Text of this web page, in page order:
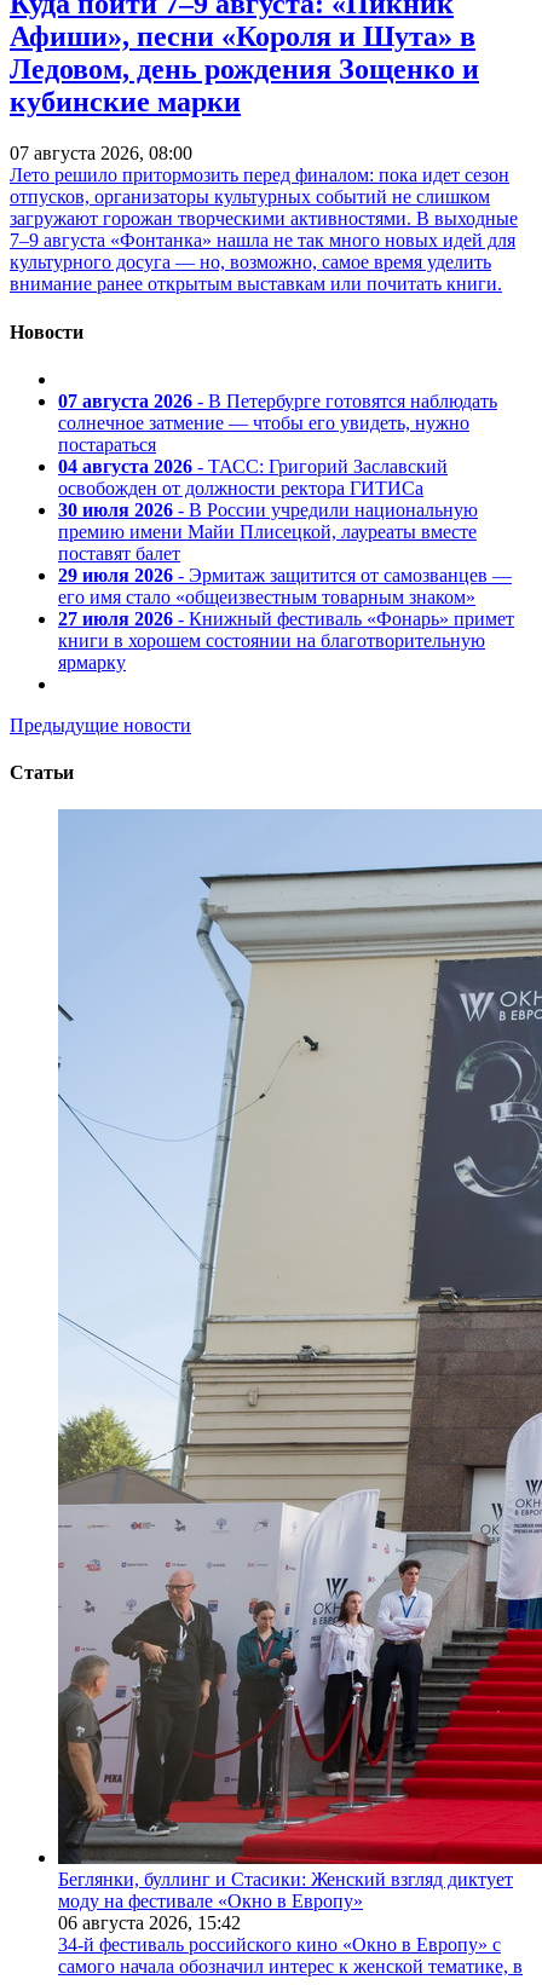
Афиши», песни «Короля и Шута» в
Ледовом, день рождения Зощенко и
кубинские марки
07 августа 2026, 08:00
Лето решило притормозить перед финалом: пока идет сезон
отпусков, организаторы культурных событий не слишком
загружают горожан творческими активностями. В выходные
7–9 августа «Фонтанка» нашла не так много новых идей для
культурного досуга — но, возможно, самое время уделить
внимание ранее открытым выставкам или почитать книги.
Новости
07 августа 2026 - В Петербурге готовятся наблюдать
солнечное затмение — чтобы его увидеть, нужно
постараться
04 августа 2026 - ТАСС: Григорий Заславский
освобожден от должности ректора ГИТИСа
30 июля 2026 - В России учредили национальную
премию имени Майи Плисецкой, лауреаты вместе
поставят балет
29 июля 2026 - Эрмитаж защитится от самозванцев —
его имя стало «общеизвестным товарным знаком»
27 июля 2026 - Книжный фестиваль «Фонарь» примет
книги в хорошем состоянии на благотворительную
ярмарку
Предыдущие новости
Статьи
Беглянки, буллинг и Стасики: Женский взгляд диктует
моду на фестивале «Окно в Европу»
06 августа 2026, 15:42
34-й фестиваль российского кино «Окно в Европу» с
самого начала обозначил интерес к женской тематике, в